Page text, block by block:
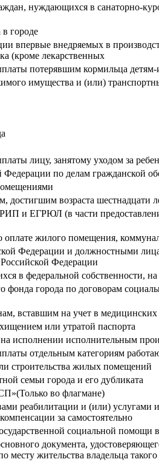
нуждающихся в санаторно-
городе
впервые внедряемых в
(кроме лекарственных
потерявшим кормильца детям-
имущества и (или)
лицу, занятому уходом за
Федерации по делам гражданской
достигшим возраста шестнадцати
и ЕГРЮЛ (в части
жилого помещения,
Федерации и должностными
Федерации
в федеральной собственности, на
города по договорам
вставшим на учет в
или утратой паспорта
исполнении исполнительным
отдельным категориям
строительства жилых помещений
семьи города и его дубликата
во флагмане)
реабилитации и (или) услугами
за самостоятельно
социальной помощи
документа,
месту жительства владельца